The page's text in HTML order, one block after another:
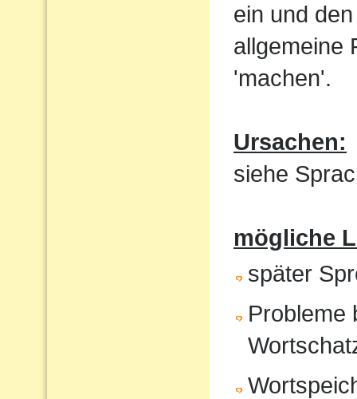
ein und
allgemeine
'machen'.
Ursachen:
siehe
mögliche
später
Probleme